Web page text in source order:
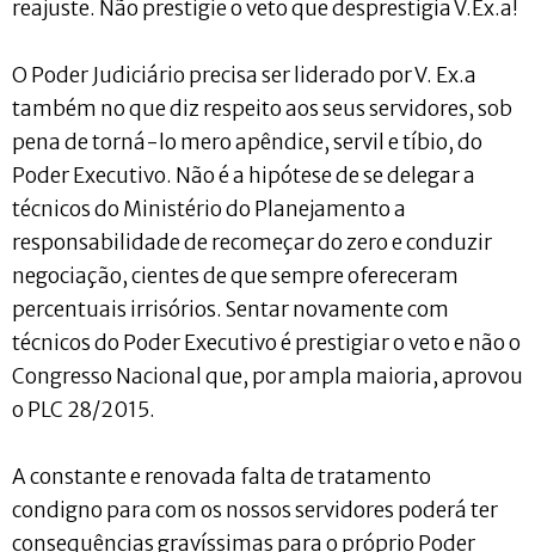
reajuste. Não prestigie o veto que desprestigia V.Ex.a!
O Poder Judiciário precisa ser liderado por V. Ex.a
também no que diz respeito aos seus servidores, sob
pena de torná-lo mero apêndice, servil e tíbio, do
Poder Executivo. Não é a hipótese de se delegar a
técnicos do Ministério do Planejamento a
responsabilidade de recomeçar do zero e conduzir
negociação, cientes de que sempre ofereceram
percentuais irrisórios. Sentar novamente com
técnicos do Poder Executivo é prestigiar o veto e não o
Congresso Nacional que, por ampla maioria, aprovou
o PLC 28/2015.
A constante e renovada falta de tratamento
condigno para com os nossos servidores poderá ter
consequências gravíssimas para o próprio Poder